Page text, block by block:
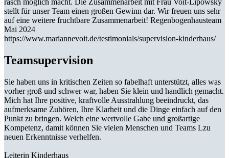
rasch möglich macht. Die Zusammenarbeit mit Frau Voit-Lipowsky
stellt für unser Team einen großen Gewinn dar. Wir freuen uns sehr
auf eine weitere fruchtbare Zusammenarbeit! Regenbogenhausteam
Mai 2024
https://www.mariannevoit.de/testimonials/supervision-kinderhaus/
Teamsupervision
Sie haben uns in kritischen Zeiten so fabelhaft unterstützt, alles was
vorher groß und schwer war, haben Sie klein und handlich gemacht.
Mich hat Ihre positive, kraftvolle Ausstrahlung beeindruckt, das
aufmerksame Zuhören, Ihre Klarheit und die Dinge einfach auf den
Punkt zu bringen. Welch eine wertvolle Gabe und großartige
Kompetenz, damit können Sie vielen Menschen und Teams Lzu
neuen Erkenntnisse verhelfen.
Leiterin Kinderhaus